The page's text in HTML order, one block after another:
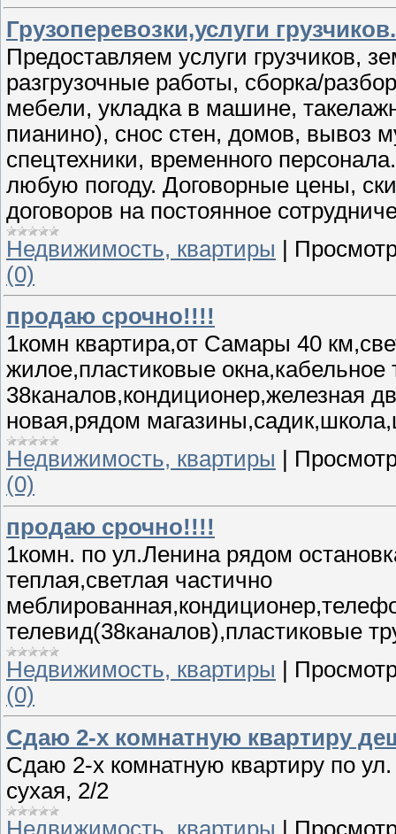
Грузоперевозки,услуги грузчиков.
Предоставляем услуги грузчиков,
разгрузочные работы, сборка/
мебели, укладка в машине,
пианино), снос стен, домов, вывоз
спецтехники, временного
любую погоду. Договорные цены,
договоров на постоянное
Недвижимость, квартиры |
(0)
продаю срочно!!!!
1комн квартира,от Самары 40
жилое,пластиковые окна,кабельное
38каналов,кондиционер,железная
новая,рядом
Недвижимость, квартиры
(0)
продаю срочно!!!!
1комн. по ул.Ленина рядом
теплая,светлая частично
телевид(38каналов),пластиковые
Недвижимость, квартиры
(0)
Сдаю 2-х комнатную квартиру
Сдаю 2-х комнатную квартиру по
сухая, 2/2
Недвижимость, квартиры |